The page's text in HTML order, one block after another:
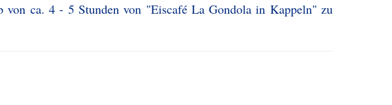
von ca. 4 - 5 Stunden von "Eiscafé La Gondola in Kappeln" zu